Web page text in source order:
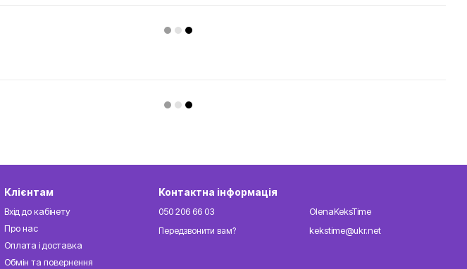
Клієнтам
Вхід до кабінету
Про нас
Оплата і доставка
Обмін та повернення
Контактна інформація
050 206 66 03
Передзвонити вам?
OlenaKeksTime
kekstime@ukr.net